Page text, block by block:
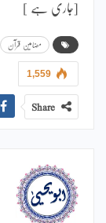
[جاری ہے ]
مضامین قرآن
1,559
Share